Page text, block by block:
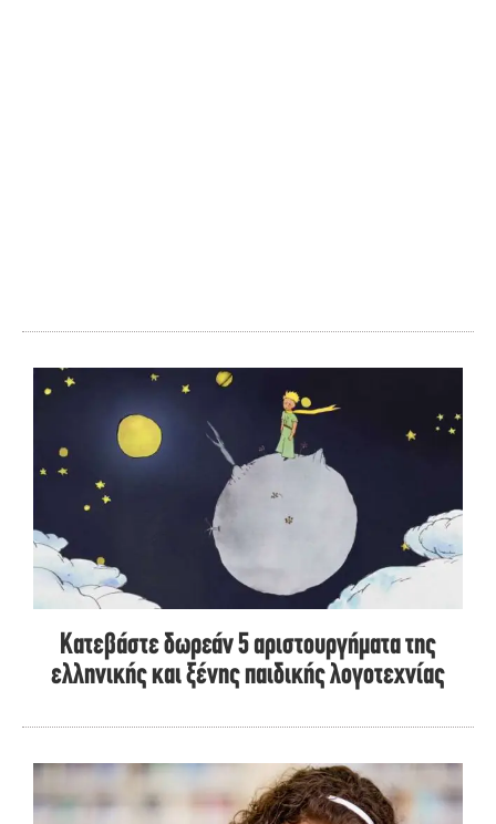
Κατεβάστε δωρεάν 5 αριστουργήματα της
ελληνικής και ξένης παιδικής λογοτεχνίας